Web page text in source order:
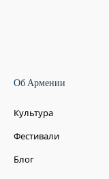
Об Армении
Культура
Фестивали
Блог